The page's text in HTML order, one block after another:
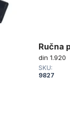
Ručna
din 1.920
SKU:
9827